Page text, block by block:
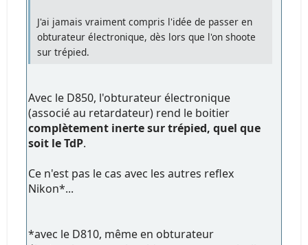
J'ai jamais vraiment compris l'idée de passer en
obturateur électronique, dès lors que l'on shoote
sur trépied.
Avec le D850, l'obturateur électronique
(associé au retardateur) rend le boitier
complètement inerte sur trépied, quel que
soit le TdP.
Ce n'est pas le cas avec les autres reflex
Nikon*...
*avec le D810, même en obturateur